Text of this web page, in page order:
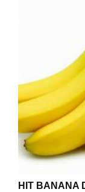
HIT BANANA